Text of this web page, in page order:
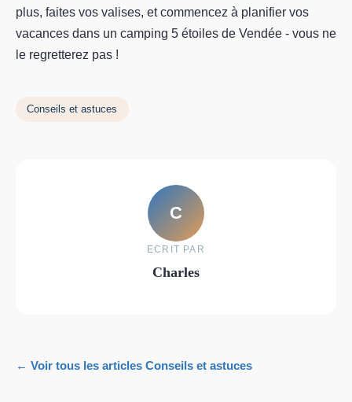
plus, faites vos valises, et commencez à planifier vos
vacances dans un camping 5 étoiles de Vendée - vous ne
le regretterez pas !
Conseils et astuces
C
ECRIT PAR
Charles
← Voir tous les articles Conseils et astuces